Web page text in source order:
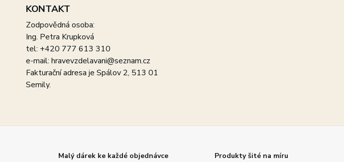
KONTAKT
Zodpovědná osoba:
Ing. Petra Krupková
tel: +420 777 613 310
e-mail: hravevzdelavani@seznam.cz
Fakturační adresa je Spálov 2, 513 01
Semily.
Malý dárek ke každé objednávce
Produkty šité na míru